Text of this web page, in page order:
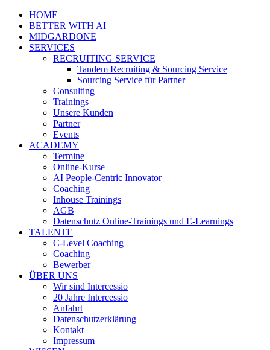
HOME
BETTER WITH AI
MIDGARDONE
SERVICES
RECRUITING SERVICE
Tandem Recruiting & Sourcing Service
Sourcing Service für Partner
Consulting
Trainings
Unsere Kunden
Partner
Events
ACADEMY
Termine
Online-Kurse
AI People-Centric Innovator
Coaching
Inhouse Trainings
AGB
Datenschutz Online-Trainings und E-Learnings
TALENTE
C-Level Coaching
Coaching
Bewerber
ÜBER UNS
Wir sind Intercessio
20 Jahre Intercessio
Anfahrt
Datenschutzerklärung
Kontakt
Impressum